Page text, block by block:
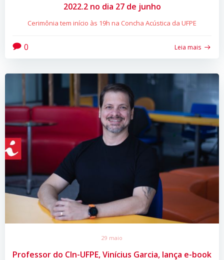
2022.2 no dia 27 de junho
Cerimônia tem início às 19h na Concha Acústica da UFPE
0 Leia mais
29 maio
Professor do CIn-UFPE, Vinícius Garcia, lança e-book